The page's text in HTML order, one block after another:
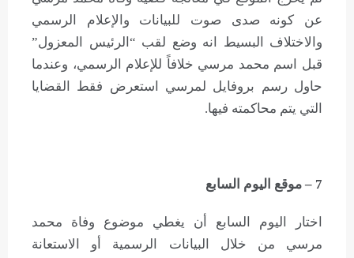
عن كونه صدى صوت للبيانات والإعلام الرسمي
والاختلاف البسيط انه وضع لقب “الرئيس المعزول”
قبل اسم محمد مرسي خلافاً للإعلام الرسمي، وعندما
حاول رسم بروفايل لمرسي استعرض فقط القضايا
التي يتم محاكمته فيها.
7 – موقع اليوم السابع
اختار اليوم السابع أن يغطي موضوع وفاة محمد
مرسي من خلال البيانات الرسمية أو الاستعانة